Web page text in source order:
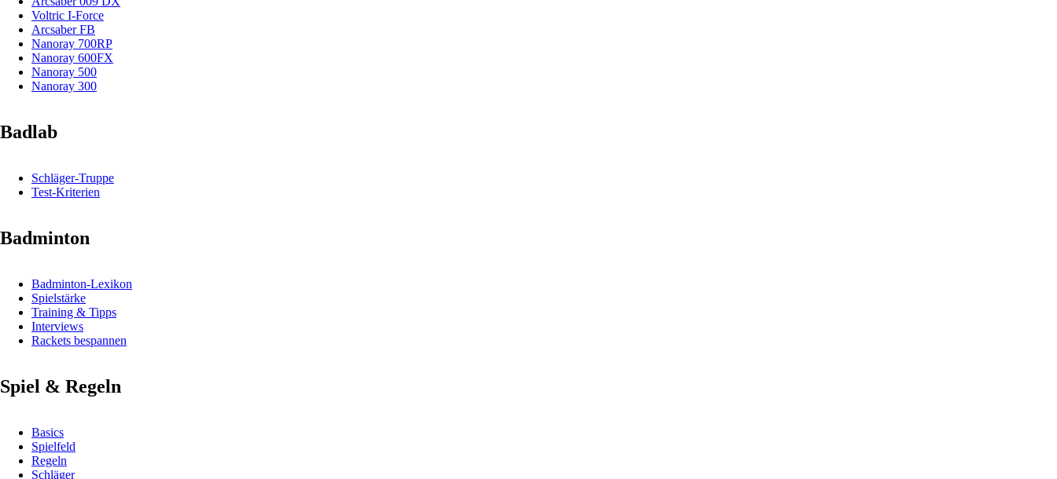
Voltric I-Force
Arcsaber FB
Nanoray 700RP
Nanoray 600FX
Nanoray 500
Nanoray 300
Badlab
Schläger-Truppe
Test-Kriterien
Badminton
Badminton-Lexikon
Spielstärke
Training & Tipps
Interviews
Rackets bespannen
Spiel & Regeln
Basics
Spielfeld
Regeln
Schläger